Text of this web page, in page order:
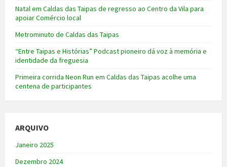
Natal em Caldas das Taipas de regresso ao Centro da Vila para
apoiar Comércio local
Metrominuto de Caldas das Taipas
“Entre Taipas e Histórias” Podcast pioneiro dá voz à memória e
identidade da freguesia
Primeira corrida Neon Run em Caldas das Taipas acolhe uma
centena de participantes
ARQUIVO
Janeiro 2025
Dezembro 2024